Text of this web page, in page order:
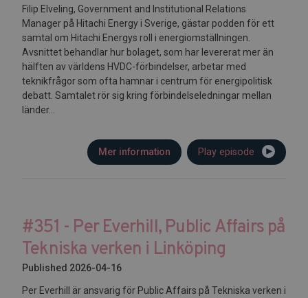
Filip Elveling, Government and Institutional Relations
Manager på Hitachi Energy i Sverige, gästar podden för ett
samtal om Hitachi Energys roll i energiomställningen.
Avsnittet behandlar hur bolaget, som har levererat mer än
hälften av världens HVDC-förbindelser, arbetar med
teknikfrågor som ofta hamnar i centrum för energipolitisk
debatt. Samtalet rör sig kring förbindelseledningar mellan
länder...
Play episode
Mer information
#351 - Per Everhill, Public Affairs på
Tekniska verken i Linköping
Published 2026-04-16
Per Everhill är ansvarig för Public Affairs på Tekniska verken i